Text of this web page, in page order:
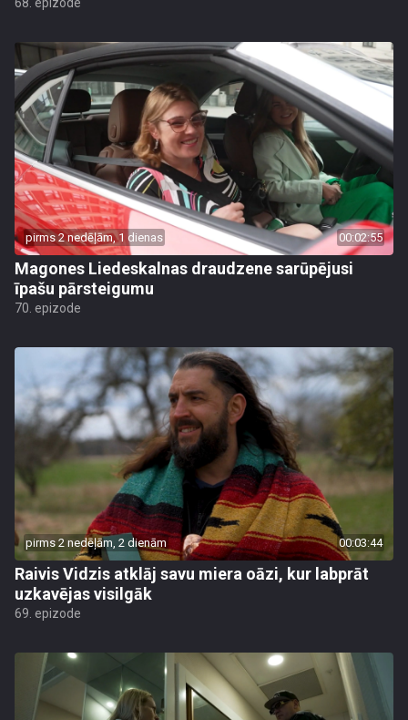
pirms 2 nedēļām, 1 dienas 00:02:55
Magones Liedeskalnas draudzene sarūpējusi
īpašu pārsteigumu
70. epizode
pirms 2 nedēļām, 2 dienām 00:03:44
Raivis Vidzis atklāj savu miera oāzi, kur labprāt
uzkavējas visilgāk
69. epizode